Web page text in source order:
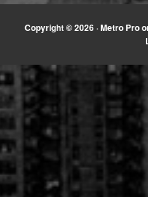
Copyright © 2026 ·Metro Pro